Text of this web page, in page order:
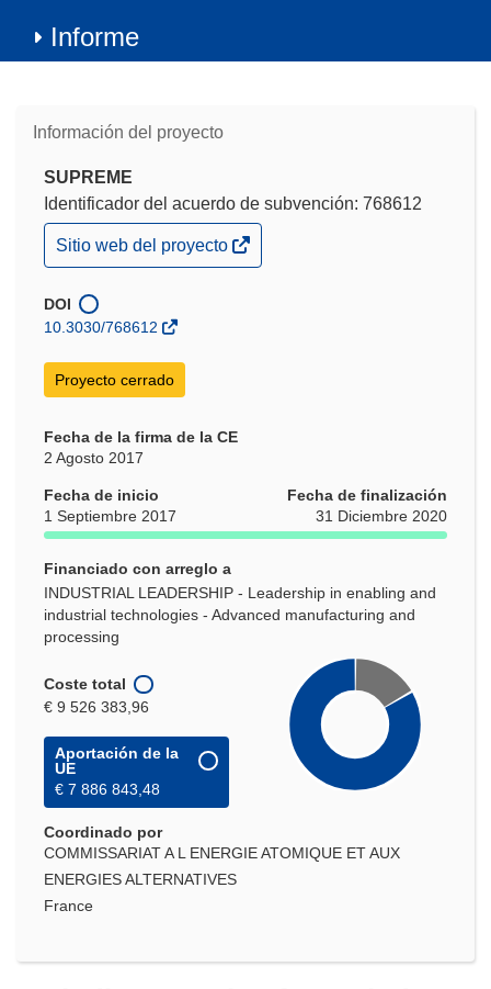
Informe
Información del proyecto
SUPREME
Identificador del acuerdo de subvención: 768612
(se
abrirá
una
nueva
Sitio web del proyecto
DOI
10.3030/768612
Proyecto cerrado
Fecha de la firma de la CE
2 Agosto 2017
Fecha de inicio
1 Septiembre 2017
Fecha de finalización
31 Diciembre 2020
Financiado con arreglo a
INDUSTRIAL LEADERSHIP - Leadership in enabling and
industrial technologies - Advanced manufacturing and
processing
Coste total
€ 9 526 383,96
Aportación de la
UE
€ 7 886 843,48
Coordinado por
COMMISSARIAT A L ENERGIE ATOMIQUE ET AUX
ENERGIES ALTERNATIVES
France